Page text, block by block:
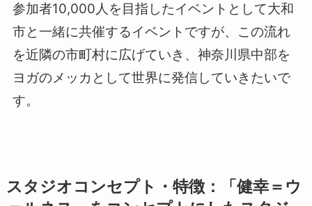
参加者10,000人を目指したイベントとして大和
市と一緒に共催するイベントですが、この流れ
を近隣の市町村に広げていき、神奈川県中部を
ヨガのメッカとして世界に発信していきたいで
す。
スタジオコンセプト・特徴：「健幸＝ウ